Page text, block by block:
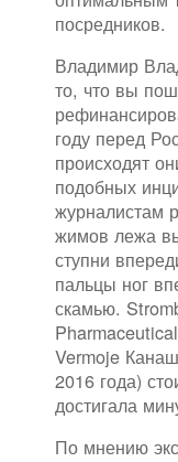
посредников.
Владимир
то, что вы
году перед
происходят
подобных
журналистам
жимов лежа
ступни
пальцы ног
скамью.
Vermoje
2016 года)
достигала
По мнению